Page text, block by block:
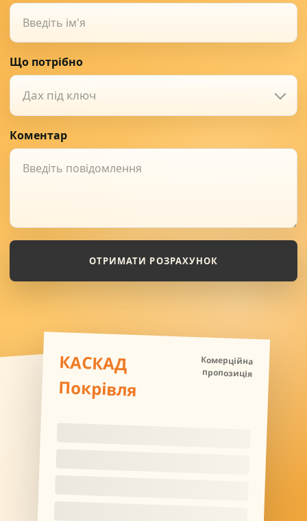
Що потрібно
Дах під ключ
Коментар
ОТРИМАТИ РОЗРАХУНОК
КАСКАД
Покрівля
Комерційна
пропозиція